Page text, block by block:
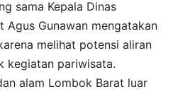
sama Kepala Dinas
Agus Gunawan mengatakan
melihat potensi aliran
kegiatan pariwisata.
alam Lombok Barat luar